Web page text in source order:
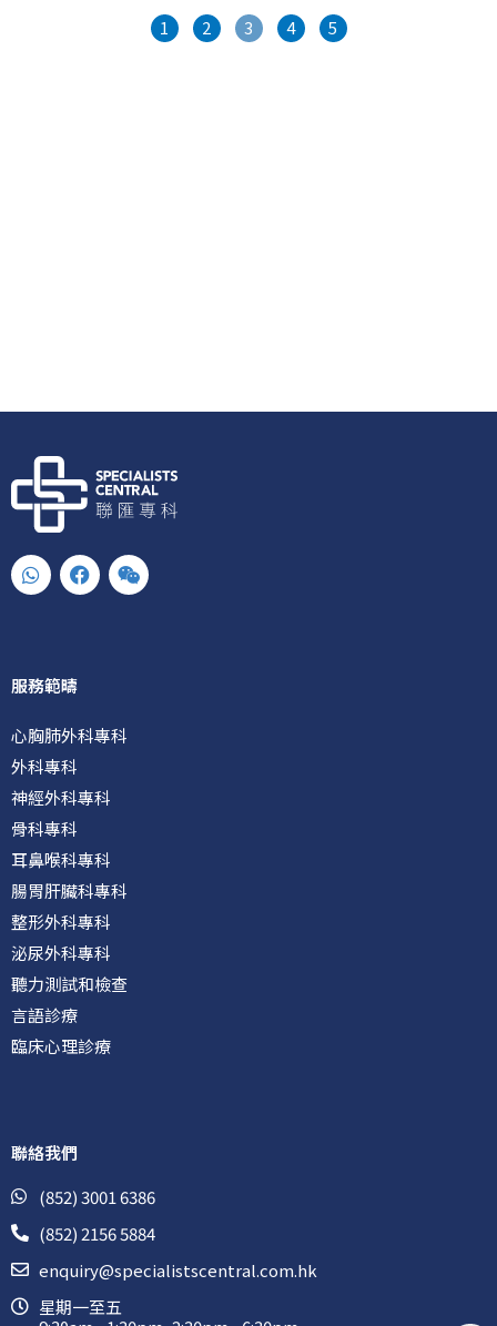
1 2 3 4 5
W
h
a
p
p
F
a
c
W
e
i
服務範疇
心胸肺外科專科
外科專科
神經外科專科
骨科專科
耳鼻喉科專科
腸胃肝臟科專科
整形外科專科
泌尿外科專科
聽力測試和檢查
言語診療
臨床心理診療
聯絡我們
(852) 3001 6386
(852) 2156 5884
enquiry@specialistscentral.com.hk
星期一至五